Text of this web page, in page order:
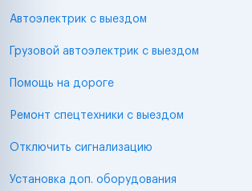
Автоэлектрик с выездом
Грузовой автоэлектрик с выездом
Помощь на дороге
Ремонт спецтехники с выездом
Отключить сигнализацию
Установка доп. оборудования